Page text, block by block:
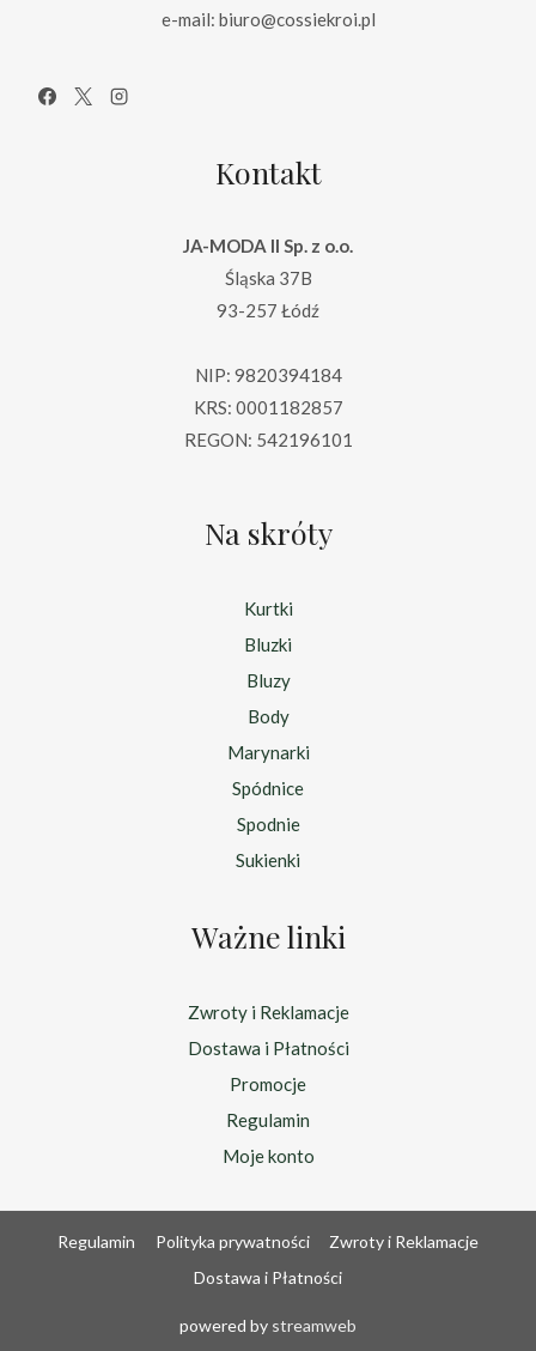
e-mail: biuro@cossiekroi.pl
Kontakt
JA-MODA II Sp. z o.o.
Śląska 37B
93-257 Łódź
NIP: 9820394184
KRS: 0001182857
REGON: 542196101
Na skróty
Kurtki
Bluzki
Bluzy
Body
Marynarki
Spódnice
Spodnie
Sukienki
Ważne linki
Zwroty i Reklamacje
Dostawa i Płatności
Promocje
Regulamin
Moje konto
Regulamin Polityka prywatności
Zwroty i Reklamacje
Dostawa i Płatności
powered by streamweb